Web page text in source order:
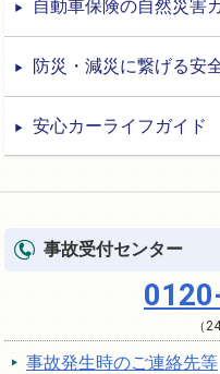
自動車保険の自然災害
防災・減災に繋げる安
安心カーライフガイド
事故受付センター
（
事故発生時のご連絡先等